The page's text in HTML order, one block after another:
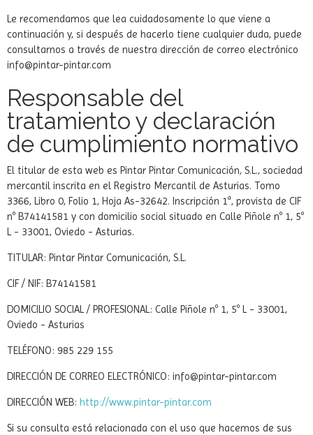
Le recomendamos que lea cuidadosamente lo que viene a
continuación y, si después de hacerlo tiene cualquier duda, puede
consultarnos a través de nuestra dirección de correo electrónico
info@pintar-pintar.com
Responsable del
tratamiento y declaración
de cumplimiento normativo
El titular de esta web es Pintar Pintar Comunicación, S.L., sociedad
mercantil inscrita en el Registro Mercantil de Asturias. Tomo
3366, Libro 0, Folio 1, Hoja As-32642. Inscripción 1ª, provista de CIF
nº B74141581 y con domicilio social situado en Calle Piñole nº 1, 5º
L - 33001, Oviedo - Asturias.
TITULAR: Pintar Pintar Comunicación, S.L.
CIF / NIF: B74141581
DOMICILIO SOCIAL / PROFESIONAL: Calle Piñole nº 1, 5º L - 33001,
Oviedo - Asturias
TELÉFONO: 985 229 155
DIRECCIÓN DE CORREO ELECTRÓNICO: info@pintar-pintar.com
DIRECCIÓN WEB: http://www.pintar-pintar.com
Si su consulta está relacionada con el uso que hacemos de sus